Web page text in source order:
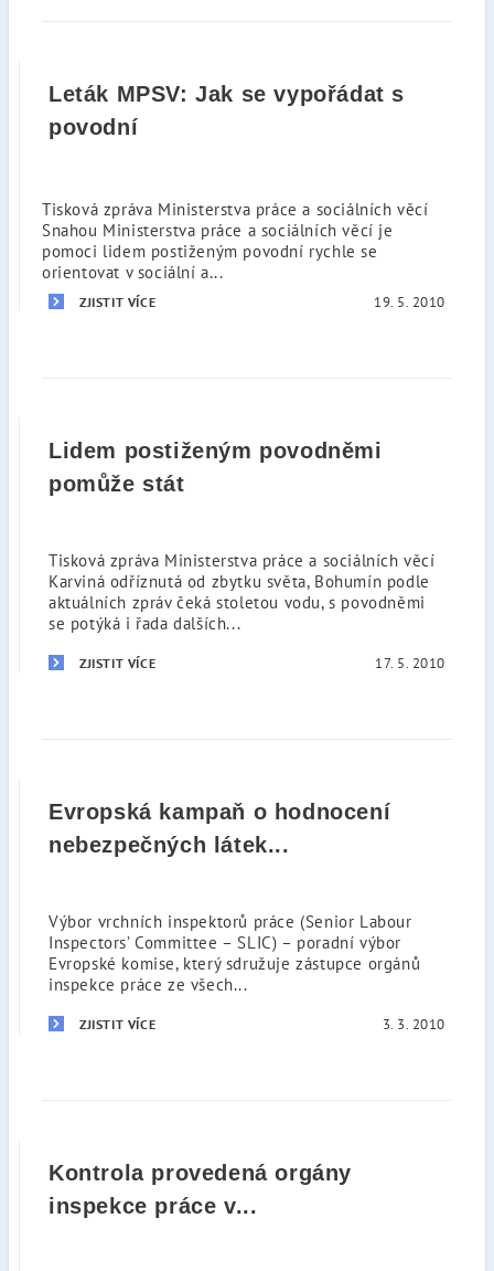
Leták MPSV: Jak se vypořádat s
povodní
Tisková zpráva Ministerstva práce a sociálních věcí
Snahou Ministerstva práce a sociálních věcí je
pomoci lidem postiženým povodní rychle se
orientovat v sociální a...
ZJISTIT VÍCE 19. 5. 2010
Lidem postiženým povodněmi
pomůže stát
Tisková zpráva Ministerstva práce a sociálních věcí
Karviná odříznutá od zbytku světa, Bohumín podle
aktuálních zpráv čeká stoletou vodu, s povodněmi
se potýká i řada dalších...
ZJISTIT VÍCE 17. 5. 2010
Evropská kampaň o hodnocení
nebezpečných látek...
Výbor vrchních inspektorů práce (Senior Labour
Inspectors’ Committee – SLIC) – poradní výbor
Evropské komise, který sdružuje zástupce orgánů
inspekce práce ze všech...
ZJISTIT VÍCE 3. 3. 2010
Kontrola provedená orgány
inspekce práce v...